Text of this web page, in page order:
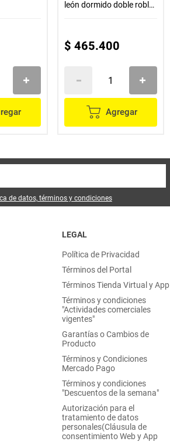
león dormido doble roble
$ 465.400
Agregar
de datos, términos y condiciones
LEGAL
Política de Privacidad
Términos del Portal
Términos Tienda Virtual y App
Términos y condiciones
"Actividades comerciales
vigentes"
Garantías o Cambios de
Producto
Términos y Condiciones
Mercado Pago
Términos y condiciones
"Descuentos de la semana"
Autorización para el
tratamiento de datos
personales(Cláusula de
consentimiento Web y App